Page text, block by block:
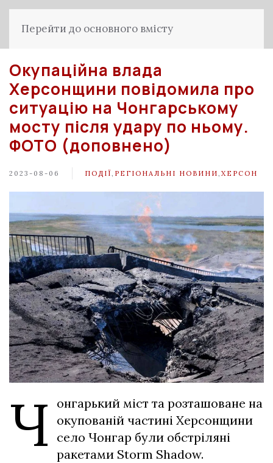
Перейти до основного вмісту
Окупаційна влада
Херсонщини повідомила про
ситуацію на Чонгарському
мосту після удару по ньому.
ФОТО (доповнено)
2023-08-06 ПОДІЇ РЕГІОНАЛЬНІ НОВИНИ ХЕРСОН
Ч
онгарький міст та розташоване на
окупованій частині Херсонщини
село Чонгар були обстріляні
ракетами Storm Shadow.